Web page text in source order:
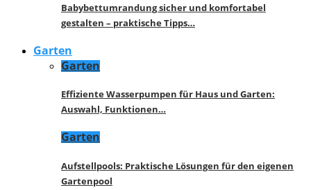
Babybettumrandung sicher und komfortabel
gestalten – praktische Tipps…
Garten
Garten
Effiziente Wasserpumpen für Haus und Garten:
Auswahl, Funktionen…
Garten
Aufstellpools: Praktische Lösungen für den eigenen
Gartenpool